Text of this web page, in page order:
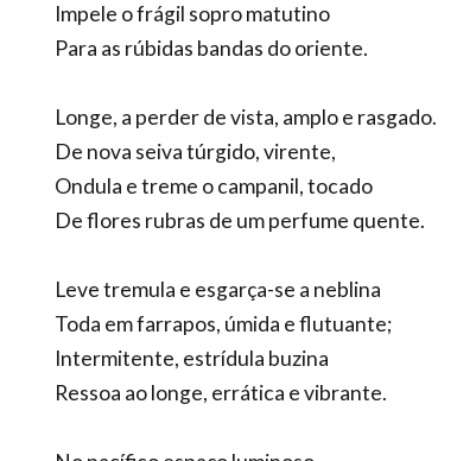
Impele o frágil sopro matutino
Para as rúbidas bandas do oriente.
Longe, a perder de vista, amplo e rasgado.
De nova seiva túrgido, virente,
Ondula e treme o campanil, tocado
De flores rubras de um perfume quente.
Leve tremula e esgarça-se a neblina
Toda em farrapos, úmida e flutuante;
Intermitente, estrídula buzina
Ressoa ao longe, errática e vibrante.